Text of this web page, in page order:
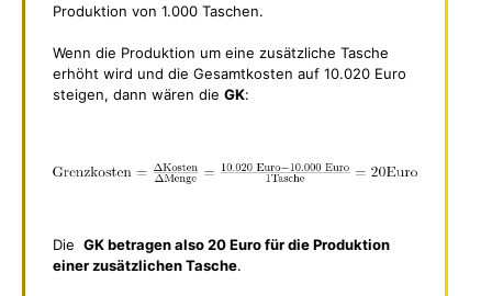
Produktion von 1.000 Taschen.
Wenn die Produktion um eine zusätzliche Tasche
erhöht wird und die Gesamtkosten auf 10.020 Euro
steigen, dann wären die GK:
Die GKbetragen also 20 Euro für die Produktion
einer zusätzlichen Tasche.